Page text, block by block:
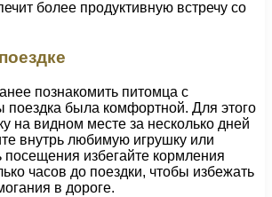
более продуктивную встречу со
познакомить питомца с
поездка была комфортной. Для этого
на видном месте за несколько дней
внутрь любимую игрушку или
посещения избегайте кормления
часов до поездки, чтобы избежать
в дороге.